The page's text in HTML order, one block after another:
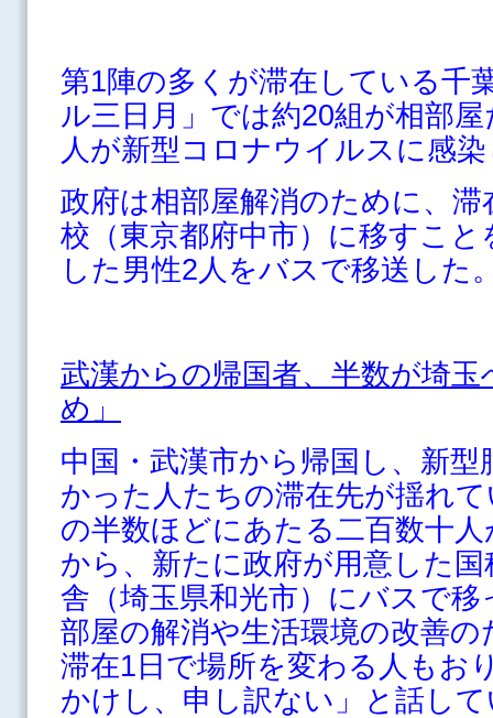
第1陣の多くが滞在している千
ル三日月」では約20組が相部
人が新型コロナウイルスに感
政府は相部屋解消のために、
校（東京都府中市）に移すこ
した男性2人をバスで移送した
武漢からの帰国者、半数が埼
め」
中国・武漢市から帰国し、新
かった人たちの滞在先が揺れ
の半数ほどにあたる二百数十
から、新たに政府が用意した
舎（埼玉県和光市）にバスで
部屋の解消や生活環境の改善
滞在1日で場所を変わる人もお
かけし、申し訳ない」と話し